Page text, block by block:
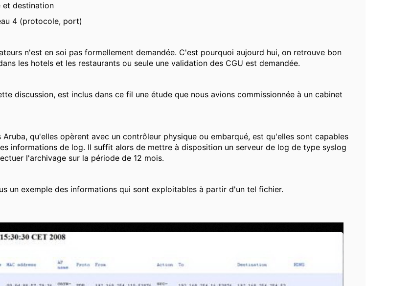
et destination
4 (protocole, port)
n'est en soi pas formellement demandée. C'est pourquoi aujourd hui, on retrouve bon
les hotels et les restaurants ou seule une validation des CGU est demandée.
discussion, est inclus dans ce fil une étude que nous avions commissionnée à un cabinet
Aruba, qu'elles opèrent avec un contrôleur physique ou embarqué, est qu'elles sont capables
informations de log. Il suffit alors de mettre à disposition un serveur de log de type syslog
l'archivage sur la période de 12 mois.
un exemple des informations qui sont exploitables à partir d'un tel fichier.